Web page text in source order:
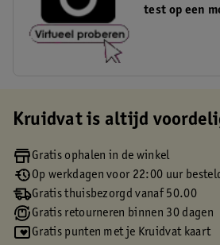
test op een
Kruidvat is altijd
Gratis ophalen in de winkel
Op werkdagen voor 22:00 uur
Gratis thuisbezorgd vanaf 50.00
Gratis retourneren binnen 30 dagen
Gratis punten met je Kruidvat kaart